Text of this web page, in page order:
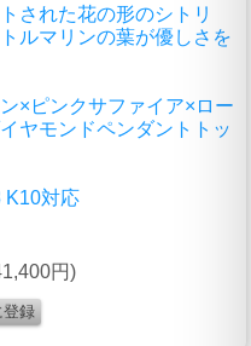
された花の形のシトリ
ルマリンの葉が優しさを
×ピンクサファイア×ロー
ヤモンドペンダントトッ
K10対応
円)